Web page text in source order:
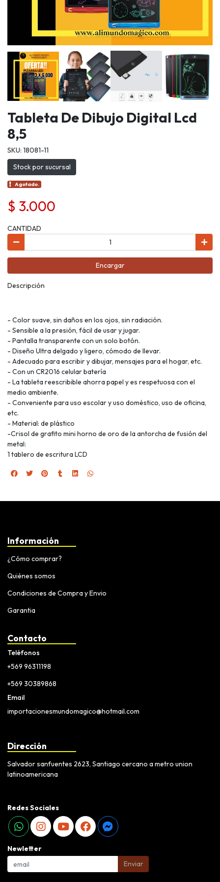
Tableta De Dibujo Digital Lcd
8,5
SKU: 18081-11
Stock por sucursal
Agotado.
$ 3.000
CANTIDAD
Encargar
Descripción
- Color suave, sin daños en los ojos, sin radiación.
- Sensible a la presión, fácil de usar y jugar.
- Pantalla transparente con un solo botón.
- Diseño Ultra delgado y ligero, cómodo de llevar.
- Adecuado para escribir y dibujar, mensajes para el hogar, etc.
- Con un CR2016 celular batería
- La tableta reescribible ahorra papel y es respetuosa con el
medio ambiente.
- Conveniente para uso escolar y uso doméstico, uso de oficina,
etc.
- Material: de plástico
-Crisol de grafito mini horno de oro de la antorcha de fusión del
metal:
1 tablero de escritura LCD
Información
¿Cómo comprar?
Quiénes somos
Condiciones de Compra y Envio
Garantia
Contacto
Teléfonos
+569 96311198
+569 30389868
Email
importacionesmundomagico@hotmail.com
Dirección
Salvador sanfuentes 2623, Santiago cercano a metro union
latinoamericana
Redes Sociales
Newletter
Enviar